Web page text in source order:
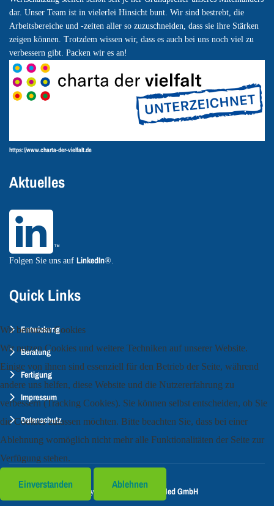
dar. Unser Team ist in vielerlei Hinsicht bunt. Wir sind bestrebt, die
Arbeitsbereiche und -zeiten aller so zuzuschneiden, dass sie ihre Stärken
zeigen können. Trotzdem wissen wir, dass es auch bei uns noch viel zu
verbessern gibt. Packen wir es an!
https://www.charta-der-vielfalt.de
Aktuelles
Folgen Sie uns auf LinkedIn®.
Quick Links
Entwickung
Beratung
Fertigung
Impressum
Datenschutz
Copyright © 2023 CogniMed GmbH
Wir benutzen Cookies
Wir nutzen Cookies und weitere Techniken auf unserer Website.
Einige von ihnen sind essenziell für den Betrieb der Seite, während
andere uns helfen, diese Website und die Nutzererfahrung zu
verbessern (Tracking Cookies). Sie können selbst entscheiden, ob Sie
die Cookies zulassen möchten. Bitte beachten Sie, dass bei einer
Ablehnung womöglich nicht mehr alle Funktionalitäten der Seite zur
Verfügung stehen.
Einverstanden
Ablehnen